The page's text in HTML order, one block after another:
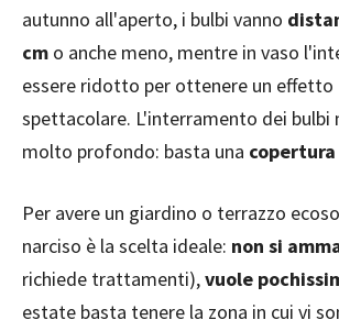
autunno all'aperto, i bulbi vanno
cm o anche meno, mentre in vaso
essere ridotto per ottenere un effetto
spettacolare. L'interramento dei bulbi
molto profondo: basta una
Per avere un giardino o terrazzo
narciso è la scelta ideale: non si
richiede trattamenti),vuole
estate basta tenere la zona in cui vi